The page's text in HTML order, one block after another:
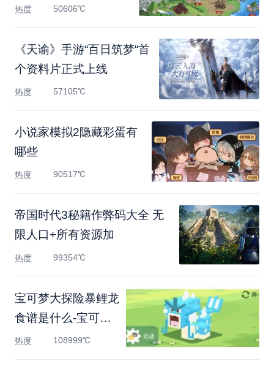
热度 50606℃
《天谕》手游“百日筑梦“首
个资料片正式上线
热度 57105℃
小说家模拟2隐藏彩蛋有
哪些
热度 90517℃
帝国时代3秘籍作弊码大全 无
限人口+所有资源加
热度 99354℃
宝可梦大探险暴鲤龙
食谱是什么-宝可梦
大探险暴
热度 108999℃